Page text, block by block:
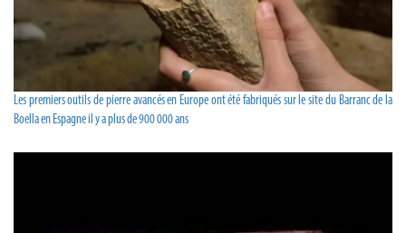
Les premiers outils de pierre avancés en Europe ont été fabriqués sur le site du Barranc de la
Boella en Espagne il y a plus de 900 000 ans